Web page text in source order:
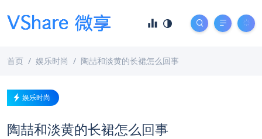
首页 娱乐时尚 陶喆和淡黄的长裙怎么回事
娱乐时尚
陶喆和淡黄的长裙怎么回事